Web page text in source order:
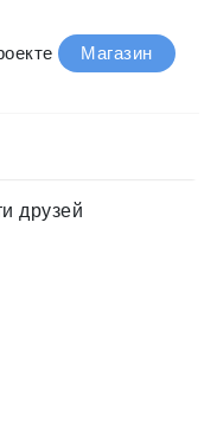
Магазин
друзей